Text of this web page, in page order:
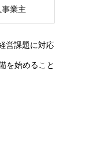
業主
営課題に対応
を始めること